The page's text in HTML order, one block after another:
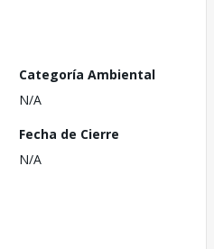
Categoría Ambiental
N/A
Fecha de Cierre
N/A